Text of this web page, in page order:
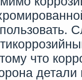
что